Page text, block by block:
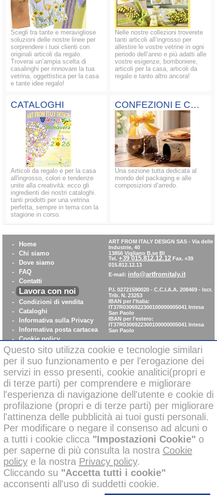
Scegli tra tante e meravigliose
soluzioni delle nostre linee per
sorprendere i tuoi clienti con
originali articoli da regalo.
Troverai un’ampia scelta di
casalinghi per rinnovare la tua
vetrina, oggettistica per la casa
e tante idee regalo!
Nelle nostre collezioni troverete
tanti articoli all’ingrosso per
allestire le vostre vetrine in ogni
periodo dell’anno e più adatti alle
vostre esigenze, bomboniere,
articoli per la casa, articoli da
regalo e tanto altro ancora!
CATALOGHI
Articoli da regalo e per la casa
all'ingrosso, colori e tendenze
unite alla creatività: ecco gli
ingredienti dei nostri cataloghi.
tanti prodotti per una vetrina
perfetta, sempre in tema con la
stagione in corso.
CONFEZIONI E COMPOSIZIONI
Una sezione tutta dedicata al
mondo del packaging e alle
composizioni d’arredo.
-
Home
-
Chi siamo
-
Dove siamo
-
FAQ
-
Contatti
-
Lavora con noi
-
Condizioni di vendita
-
Cataloghi
-
Informativa sulla Privacy
-
Informativa posta cartacea
- Cookie policy
- WhistleBlowing
Parità di Genere
ART FROM ITALY DESIGN SAS - Via delle
Industrie, 40
13856 Vigliano B.se BI
Tel. +39 015.812.12.12 Fax. +39
015.812.12.13
E-mail: info@artfromitaly.it
P.I. 02721590020 - C.C.I.A.A. 208469 - Iscr.
Trib. N. 23253
IBAN per l'Italia:
IT37R0306922300100000005041 Intesa
San Paolo
IBAN per l'estero:
IT37R0306922300100000005041 Intesa
San Paolo
Pagamenti sicuri con carta di credito on-line
Alcune immagini di questo sito possono essere state corrette negli
sfondi o migliorate nelle ambientazioni con l’ausilio di intelligenza
artificiale per finalità creative e illustrative.
Tutti i nostri prodotti presenti nelle foto invece, sono reali e non sono
stati modificati o alterati; inoltre i prodotti a marchio
stati ideati e disegnatiesclusivamentedalle mani dei nostri
Questo sito utilizza cookie e tecnologie similari
per il suo funzionamento e per l'erogazione dei
servizi in esso presenti, cookie analitici(propri e
di terze parti) per comprendere e migliorare
l'esperienza di navigazione dell'utente e cookie di
profilazione (propri e di terze parti) per migliorare
l'attinenza delle pubblicità ai tuoi gusti personali.
Per modificare o negare il consenso ad alcuni o
a tutti i cookie clicca "Impostazioni Cookie" o
per saperne di più consulta la nostra Cookie
policye la nostra Privacy policy.
Cliccando su "Accetta tutti i cookie"
acconsenti all'uso di suddetti cookie.